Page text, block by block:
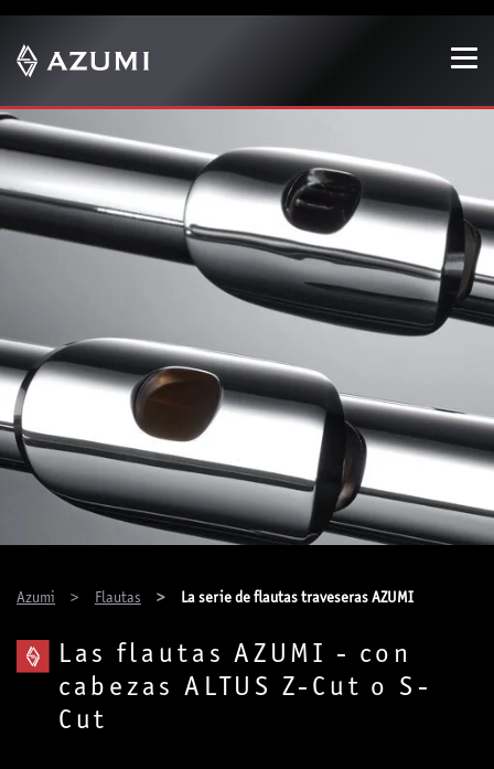
Azumi
Flautas La serie de flautas traveseras AZUMI
Las flautas AZUMI - con
cabezas ALTUS Z-Cut o S-
Cut